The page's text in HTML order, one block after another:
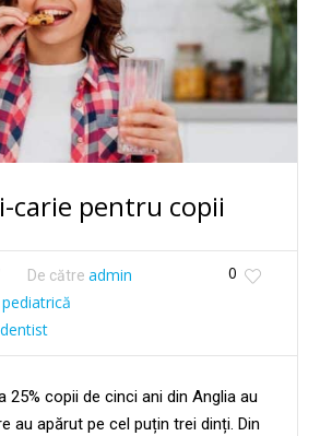
carie pentru copii
0
De către admin
25% copii de cinci ani din Anglia au
au apărut pe cel puțin trei dinți. Din